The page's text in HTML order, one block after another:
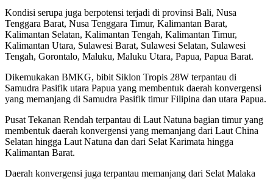
Kondisi serupa juga berpotensi terjadi di provinsi Bali, Nusa
Tenggara Barat, Nusa Tenggara Timur, Kalimantan Barat,
Kalimantan Selatan, Kalimantan Tengah, Kalimantan Timur,
Kalimantan Utara, Sulawesi Barat, Sulawesi Selatan, Sulawesi
Tengah, Gorontalo, Maluku, Maluku Utara, Papua, Papua Barat.
Dikemukakan BMKG, bibit Siklon Tropis 28W terpantau di
Samudra Pasifik utara Papua yang membentuk daerah konvergensi
yang memanjang di Samudra Pasifik timur Filipina dan utara Papua.
Pusat Tekanan Rendah terpantau di Laut Natuna bagian timur yang
membentuk daerah konvergensi yang memanjang dari Laut China
Selatan hingga Laut Natuna dan dari Selat Karimata hingga
Kalimantan Barat.
Daerah konvergensi juga terpantau memanjang dari Selat Malaka